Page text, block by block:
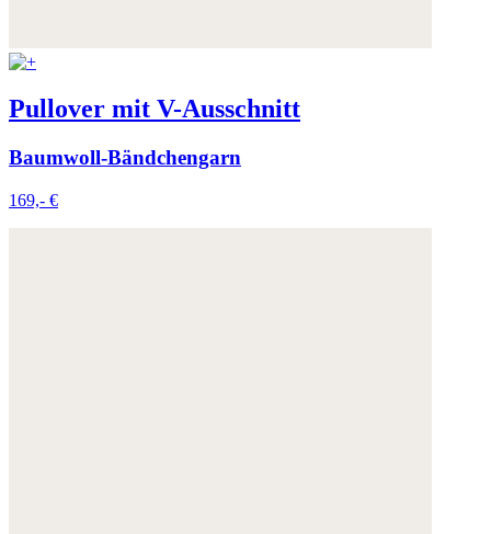
Pullover mit V-Ausschnitt
Baumwoll-Bändchengarn
169,- €